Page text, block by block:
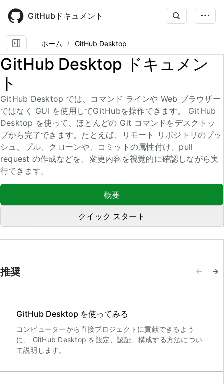
main
content
GitHubドキュメント
ホーム GitHub Desktop
GitHub Desktop ドキュメン
ト
GitHub Desktop では、コマンド ラインや Web ブラウザー
ではなく GUI を使用してGitHubを操作できます。 GitHub
Desktop を使って、ほとんどの Git コマンドをデスクトッ
プから完了できます。たとえば、リモート リポジトリのプッ
シュ、プル、クローンや、コミットの属性付け、pull
request の作成などを、変更内容を視覚的に確認しながら実
行できます。
概要
クイック スタート
推奨
GitHub Desktop を使ってみる
コンピューターから直接プロジェクトに貢献できるよう
に、 GitHub Desktop を設定、認証、構成する方法につい
て説明します。